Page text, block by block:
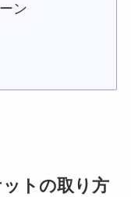
ン
トの取り方